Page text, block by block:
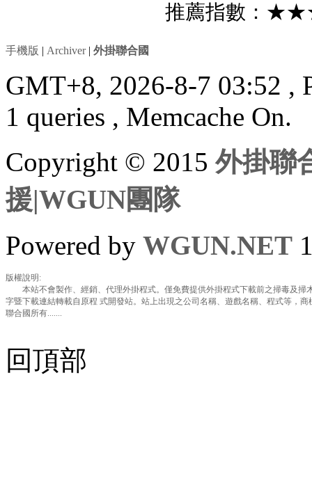
推薦指數：
手機版 | Archiver| 外掛聯合國
GMT+8, 2026-8-7 03:52 ,
1 queries , Memcache On.
Copyright © 2015外掛聯
援|WGUN團隊
Powered by WGUN.NET
版權說明:
本站不會製作、經銷、代理外掛程式。僅免費提供外掛程式下載前之掃毒及掃
字暨下載連結轉載自原程 式開發站。站上出現之公司名稱、遊戲名稱、程式等，
聯合國所有.......
回頂部